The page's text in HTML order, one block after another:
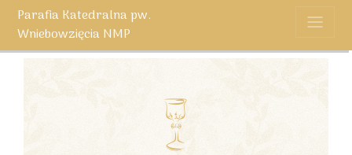
Parafia Katedralna pw.
Wniebowzięcia NMP